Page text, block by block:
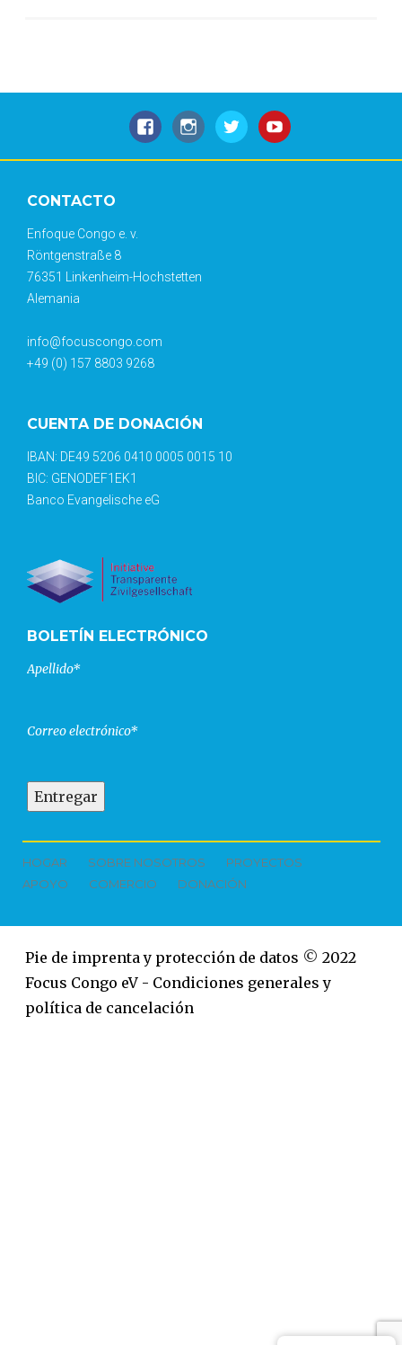
FacebookInstagram
GorjeoYouTube
CONTACTO
Enfoque Congo e. v.
Röntgenstraße 8
76351 Linkenheim-Hochstetten
Alemania
info@focuscongo.com
+49 (0) 157 8803 9268
CUENTA DE DONACIÓN
IBAN: DE49 5206 0410 0005 0015 10
BIC: GENODEF1EK1
Banco Evangelische eG
BOLETÍN ELECTRÓNICO
Apellido*
Correo electrónico*
HOGAR SOBRE NOSOTROS
PROYECTOS
APOYO
COMERCIO DONACIÓN
Pie de imprenta y protección de datos © 2022
Focus Congo eV - Condiciones generales y
política de cancelación